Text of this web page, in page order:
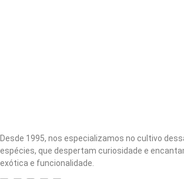
Desde 1995, nos especializamos no cultivo
espécies, que despertam curiosidade e
exótica e funcionalidade.